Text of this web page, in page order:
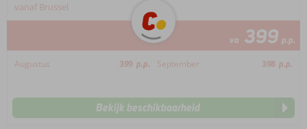
vanaf Brussel
va 399 p.p.
Augustus 399 p.p. September 398 p.p.
Bekijk beschikbaarheid